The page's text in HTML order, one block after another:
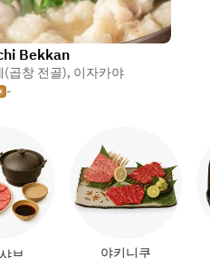
Bekkan
(곱창 전골), 이자카야
-
브 야키니쿠